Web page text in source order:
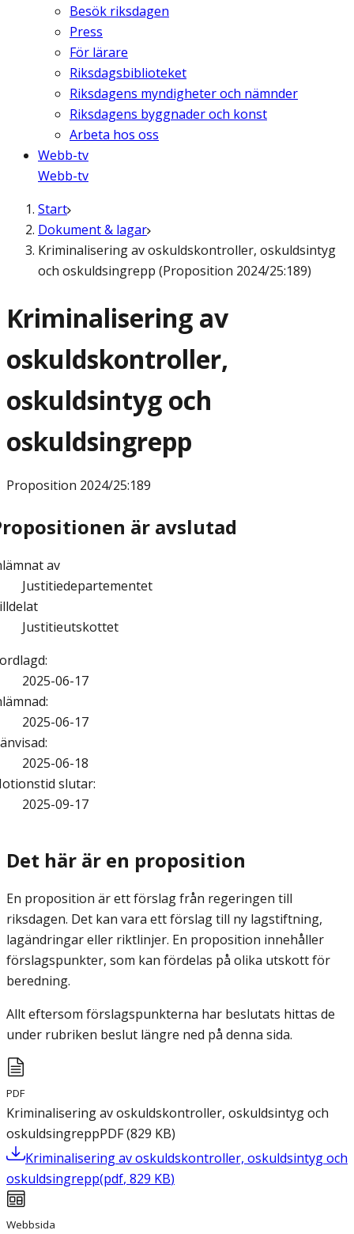
Besök riksdagen
Press
För lärare
Riksdagsbiblioteket
Riksdagens myndigheter och nämnder
Riksdagens byggnader och konst
Arbeta hos oss
Webb-tv
Webb-tv
Start
Dokument & lagar
Kriminalisering av oskuldskontroller, oskuldsintyg
och oskuldsingrepp (Proposition 2024/25:189)
Kriminalisering av
oskuldskontroller,
oskuldsintyg och
oskuldsingrepp
Proposition 2024/25:189
är avslutad
av
Justitiedepartementet
Justitieutskottet
:
2025-06-17
:
2025-06-17
:
2025-06-18
slutar:
2025-09-17
Det här är en proposition
En proposition är ett förslag från regeringen till
riksdagen. Det kan vara ett förslag till ny lagstiftning,
lagändringar eller riktlinjer. En proposition innehåller
förslagspunkter, som kan fördelas på olika utskott för
beredning.
Allt eftersom förslagspunkterna har beslutats hittas de
under rubriken beslut längre ned på denna sida.
PDF
Kriminalisering av oskuldskontroller, oskuldsintyg och
oskuldsingreppPDF(829 KB)
Kriminalisering av oskuldskontroller, oskuldsintyg och
oskuldsingrepp(pdf, 829 KB)
Webbsida